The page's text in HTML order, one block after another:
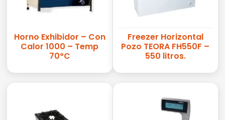
Horno Exhibidor – Con
Calor 1000 – Temp
70°C
Freezer Horizontal
Pozo TEORA FH550F –
550 litros.